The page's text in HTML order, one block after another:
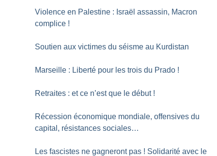
Violence en Palestine : Israël assassin, Macron
complice !
Soutien aux victimes du séisme au Kurdistan
Marseille : Liberté pour les trois du Prado !
Retraites : et ce n’est que le début !
Récession économique mondiale, offensives du
capital, résistances sociales…
Les fascistes ne gagneront pas ! Solidarité avec le